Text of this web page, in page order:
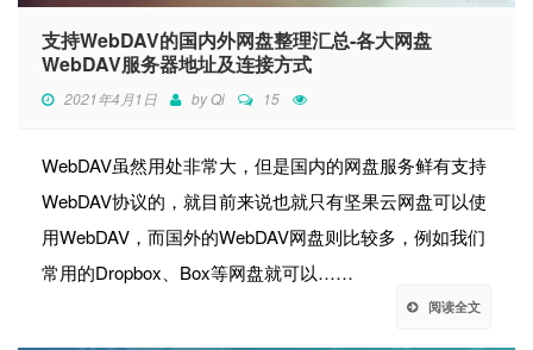
支持WebDAV的国内外网盘整理汇总-各大网盘
WebDAV服务器地址及连接方式
2021年4月1日 byQi 15
WebDAV虽然用处非常大，但是国内的网盘服务鲜有支持
WebDAV协议的，就目前来说也就只有坚果云网盘可以使
用WebDAV，而国外的WebDAV网盘则比较多，例如我们
常用的Dropbox、Box等网盘就可以……
阅读全文